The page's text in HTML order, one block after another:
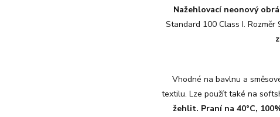
Nažehlovací neonový
Standard 100 Class I.
Vhodné na bavlnu a
textilu. Lze použít také na
žehlit. Praní na 40°C,